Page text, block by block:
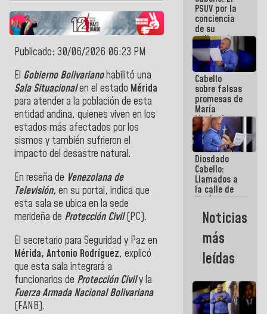
Publicado: 30/06/2026 06:23 PM
El Gobierno Bolivarianohabilitó una
Sala Situacionalen el estado Mérida
para atender a la población de esta
entidad andina, quienes viven en los
estados más afectados por los
sismos y también sufrieron el
impacto del desastre natural.
En reseña de Venezolana de
Televisión, en su portal, indica que
esta sala se ubica en la sede
merideña de Protección Civil(PC).
El secretario para Seguridad y Paz en
Mérida, Antonio Rodríguez, explicó
que esta sala integrará a
funcionarios de Protección Civily la
Fuerza Armada Nacional Bolivariana
(FANB).
PSUV por la
conciencia
de su
militancia
es la
organización
política más
sólida de
Venezuela
Cabello
sobre falsas
promesas de
María
Machado:
¿Quién le
puede creer?
¿Y la gente
que ella iba
a salvar en
La Guaira?
Diosdado
Cabello:
Llamados a
la calle de
María
Machado se
estrellaron
de frente
contra el
Pueblo
Noticias
más
leídas